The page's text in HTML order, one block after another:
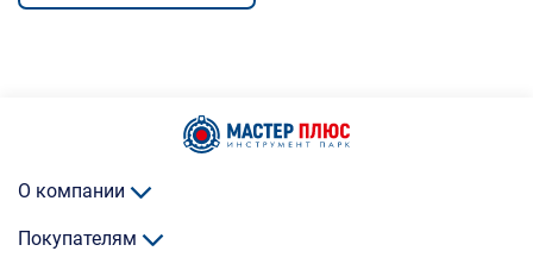
О компании
Покупателям